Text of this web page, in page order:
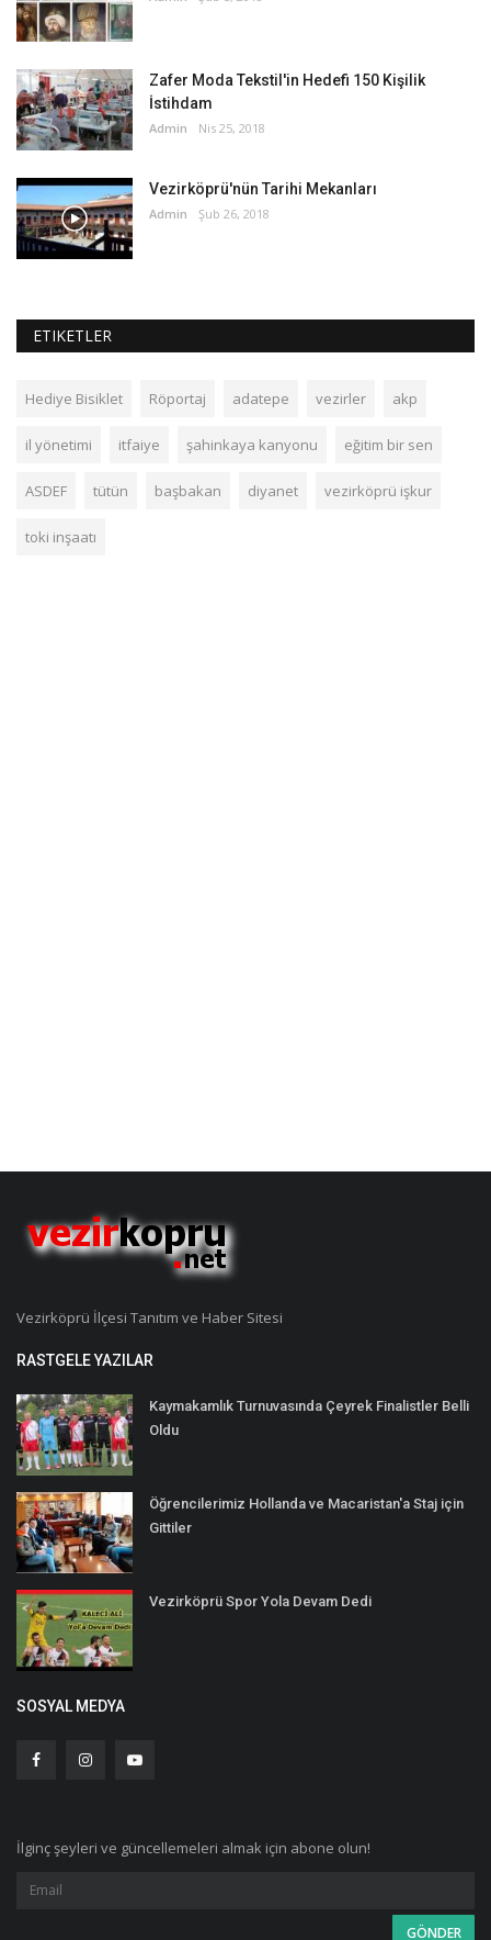
Zafer Moda Tekstil'in Hedefi 150 Kişilik
İstihdam
Admin Nis 25, 2018
Vezirköprü'nün Tarihi Mekanları
Admin Şub 26, 2018
ETIKETLER
Hediye Bisiklet Röportaj adatepe vezirler akp
il yönetimi itfaiye şahinkaya kanyonu eğitim bir sen
ASDEF tütün başbakan diyanet vezirköprü işkur
toki inşaatı
Vezirköprü İlçesi Tanıtım ve Haber Sitesi
RASTGELE YAZILAR
Kaymakamlık Turnuvasında Çeyrek Finalistler Belli
Oldu
Öğrencilerimiz Hollanda ve Macaristan'a Staj için
Gittiler
Vezirköprü Spor Yola Devam Dedi
SOSYAL MEDYA
İlginç şeyleri ve güncellemeleri almak için abone olun!